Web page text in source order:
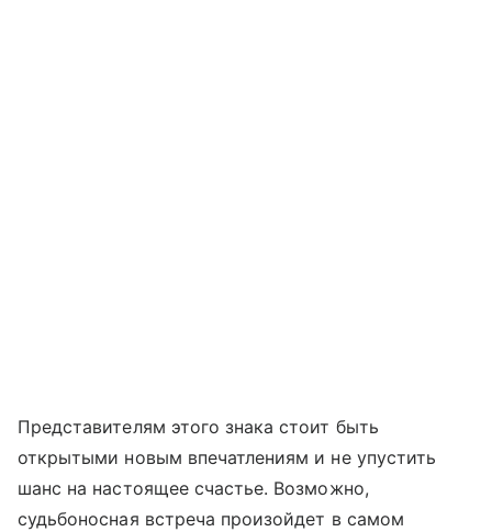
Представителям этого знака стоит быть
открытыми новым впечатлениям и не упустить
шанс на настоящее счастье. Возможно,
судьбоносная встреча произойдет в самом